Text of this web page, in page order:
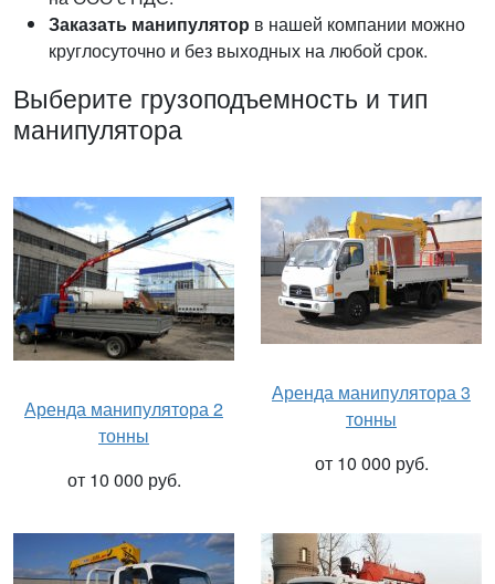
Заказать манипулятор в нашей компании можно
круглосуточно и без выходных на любой срок.
Выберите грузоподъемность и тип
манипулятора
Аренда манипулятора 2
тонны
от 10 000 руб.
Аренда манипулятора 3
тонны
от 10 000 руб.